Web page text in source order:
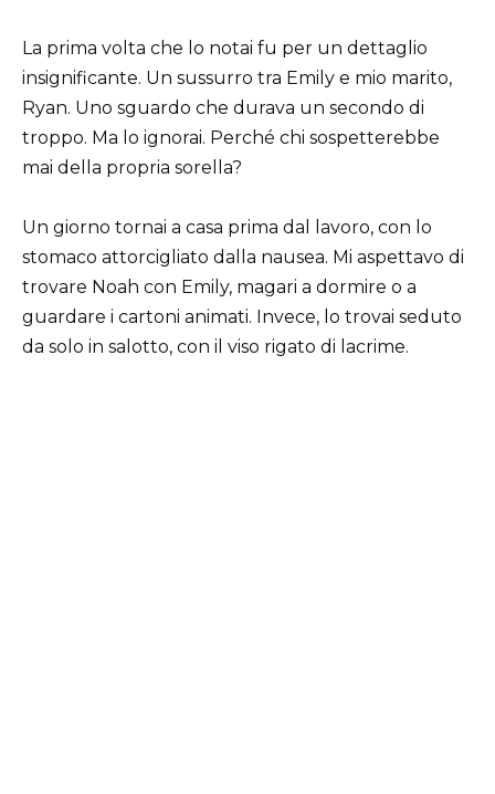
La prima volta che lo notai fu per un dettaglio
insignificante. Un sussurro tra Emily e mio marito,
Ryan. Uno sguardo che durava un secondo di
troppo. Ma lo ignorai. Perché chi sospetterebbe
mai della propria sorella?
Un giorno tornai a casa prima dal lavoro, con lo
stomaco attorcigliato dalla nausea. Mi aspettavo di
trovare Noah con Emily, magari a dormire o a
guardare i cartoni animati. Invece, lo trovai seduto
da solo in salotto, con il viso rigato di lacrime.